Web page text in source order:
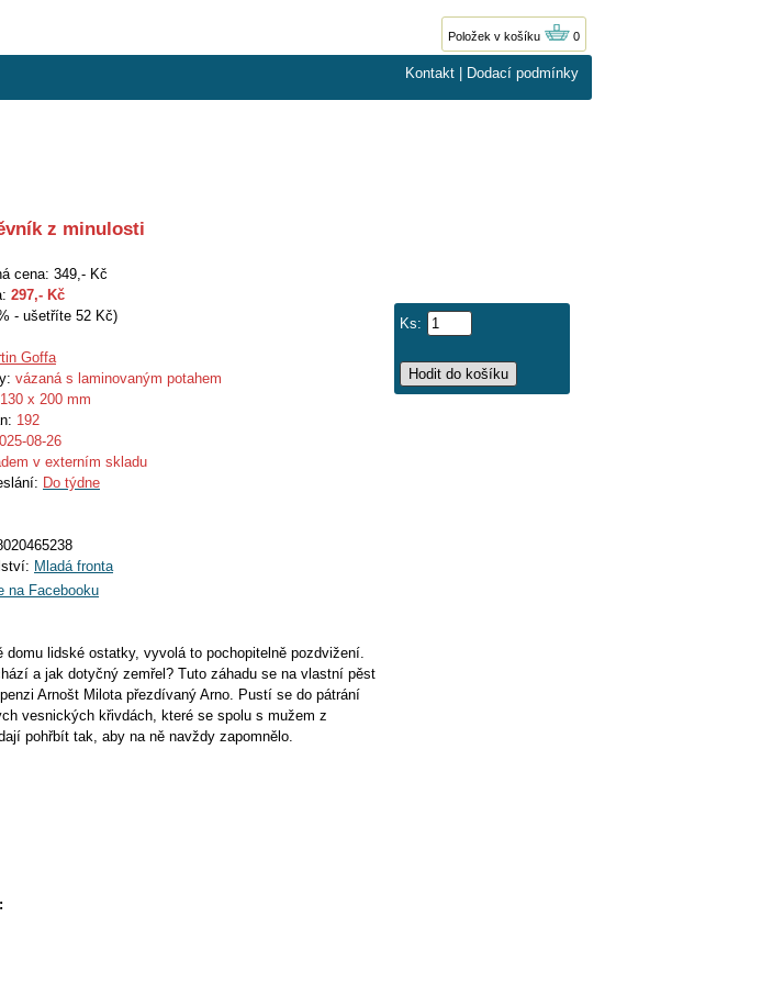
Položek v košíku 0
Kontakt Dodací podmínky
z minulosti
cena: 349,- Kč
297,- Kč
- ušetříte 52 Kč)
Goffa
vázaná s laminovaným potahem
130 x 200 mm
192
08-26
v externím skladu
Do týdne
Mladá fronta
na Facebooku
lidské ostatky, vyvolá to pochopitelně pozdvižení.
a jak dotyčný zemřel? Tuto záhadu se na vlastní pěst
Arnošt Milota přezdívaný Arno. Pustí se do pátrání
vesnických křivdách, které se spolu s mužem z
pohřbít tak, aby na ně navždy zapomnělo.
:
Ks: